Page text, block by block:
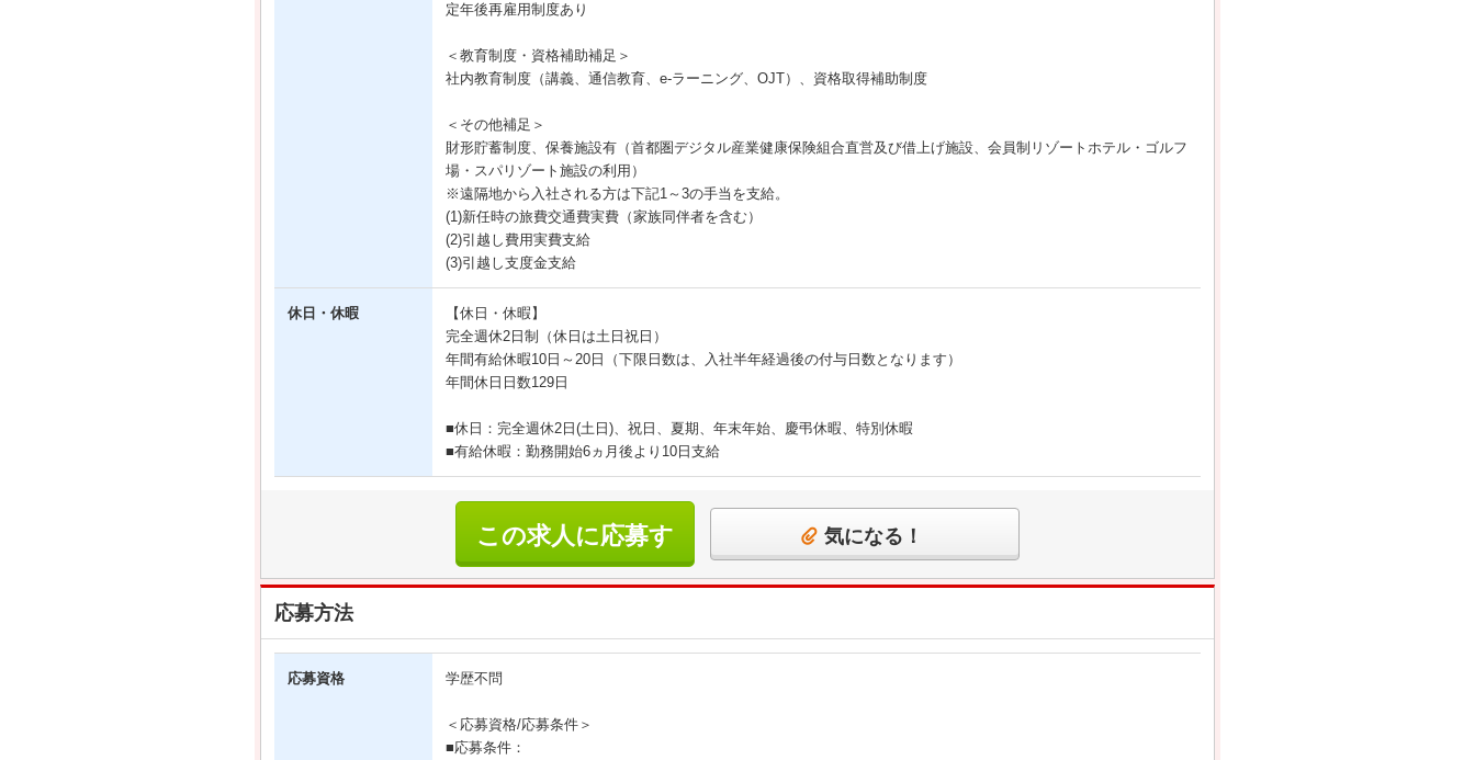
定年後再雇用制度あり
＜教育制度・資格補助補足＞
社内教育制度（講義、通信教育、e-ラーニング、OJT）、資格取得補助制度
＜その他補足＞
財形貯蓄制度、保養施設有（首都圏デジタル産業健康保険組合直営及び借上げ施設、会員制リゾートホテル・ゴルフ
場・スパリゾート施設の利用）
※遠隔地から入社される方は下記1～3の手当を支給。
(1)新任時の旅費交通費実費（家族同伴者を含む）
(2)引越し費用実費支給
(3)引越し支度金支給
休日・休暇
【休日・休暇】
完全週休2日制（休日は土日祝日）
年間有給休暇10日～20日（下限日数は、入社半年経過後の付与日数となります）
年間休日日数129日
■休日：完全週休2日(土日)、祝日、夏期、年末年始、慶弔休暇、特別休暇
■有給休暇：勤務開始6ヵ月後より10日支給
この求人に応募す
る
気になる！
応募方法
応募資格 学歴不問
＜応募資格/応募条件＞
■応募条件：